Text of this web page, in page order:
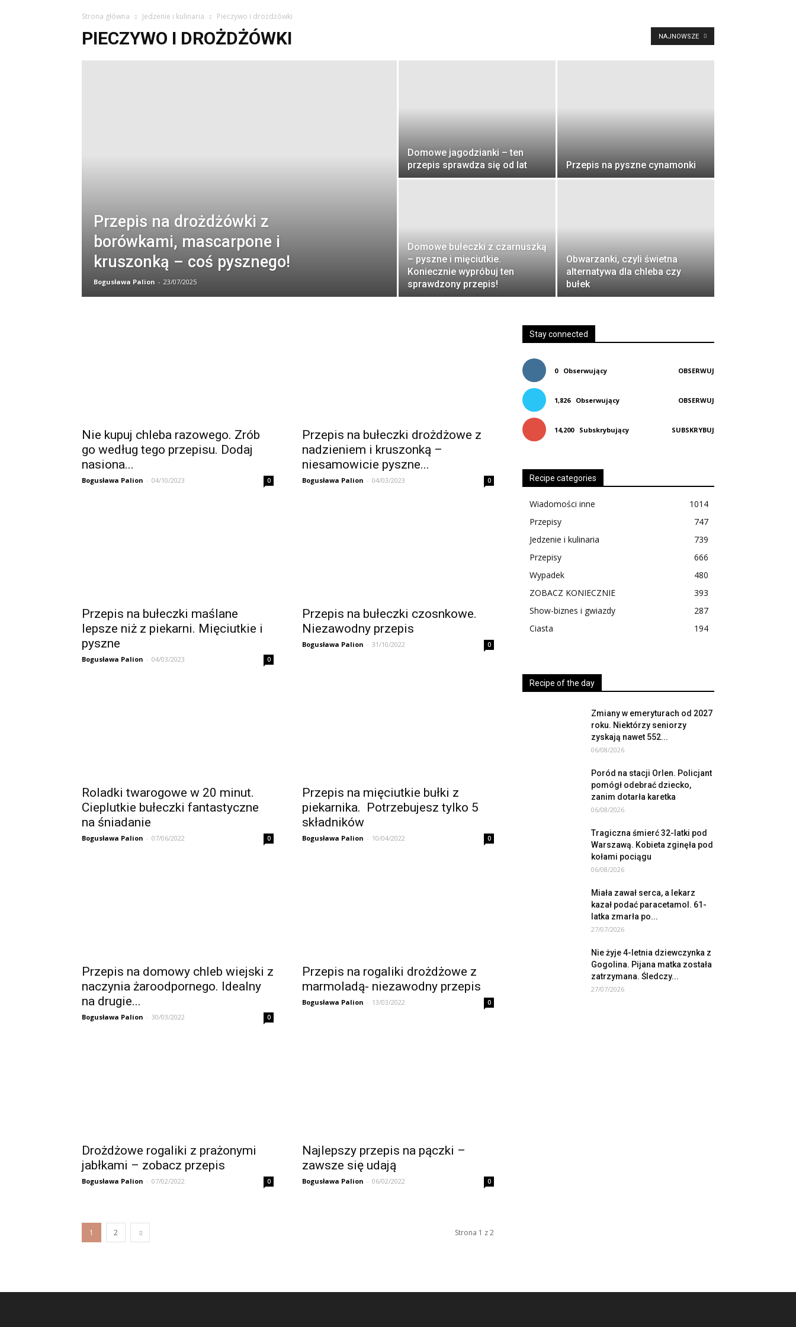
Strona główna Jedzenie i kulinaria Pieczywo i drożdżówki
PIECZYWO I DROŻDŻÓWKI NAJNOWSZE
Przepis na drożdżówki z
borówkami, mascarpone i
kruszonką – coś pysznego!
Bogusława Palion - 23/07/2025
Domowe jagodzianki – ten
przepis sprawdza się od lat
Przepis na pyszne cynamonki
Domowe bułeczki z czarnuszką
– pyszne i mięciutkie.
Koniecznie wypróbuj ten
sprawdzony przepis!
Obwarzanki, czyli świetna
alternatywa dla chleba czy
bułek
Nie kupuj chleba razowego. Zrób
go według tego przepisu. Dodaj
nasiona...
Bogusława Palion - 04/10/2023 0
Przepis na bułeczki drożdżowe z
nadzieniem i kruszonką –
niesamowicie pyszne...
Bogusława Palion - 04/03/2023 0
Przepis na bułeczki maślane
lepsze niż z piekarni. Mięciutkie i
pyszne
Bogusława Palion - 04/03/2023 0
Przepis na bułeczki czosnkowe.
Niezawodny przepis
Bogusława Palion - 31/10/2022 0
Roladki twarogowe w 20 minut.
Cieplutkie bułeczki fantastyczne
na śniadanie
Bogusława Palion - 07/06/2022 0
Przepis na mięciutkie bułki z
piekarnika. Potrzebujesz tylko 5
składników
Bogusława Palion - 10/04/2022 0
Przepis na domowy chleb wiejski z
naczynia żaroodpornego. Idealny
na drugie...
Bogusława Palion - 30/03/2022 0
Przepis na rogaliki drożdżowe z
marmoladą- niezawodny przepis
Bogusława Palion - 13/03/2022 0
Drożdżowe rogaliki z prażonymi
jabłkami – zobacz przepis
Bogusława Palion - 07/02/2022 0
Najlepszy przepis na pączki –
zawsze się udają
Bogusława Palion - 06/02/2022 0
1 2 Strona 1 z 2
Stay connected
0 Obserwujący OBSERWUJ
1,826 Obserwujący OBSERWUJ
14,200 Subskrybujący SUBSKRYBUJ
Recipe categories
Wiadomości inne
1014
Przepisy
747
Jedzenie i kulinaria
739
Przepisy
666
Wypadek
480
ZOBACZ KONIECZNIE
393
Show-biznes i gwiazdy
287
Ciasta
194
Recipe of the day
Zmiany w emeryturach od 2027
roku. Niektórzy seniorzy
zyskają nawet 552...
06/08/2026
Poród na stacji Orlen. Policjant
pomógł odebrać dziecko,
zanim dotarła karetka
06/08/2026
Tragiczna śmierć 32-latki pod
Warszawą. Kobieta zginęła pod
kołami pociągu
06/08/2026
Miała zawał serca, a lekarz
kazał podać paracetamol. 61-
latka zmarła po...
27/07/2026
Nie żyje 4-letnia dziewczynka z
Gogolina. Pijana matka została
zatrzymana. Śledczy...
27/07/2026